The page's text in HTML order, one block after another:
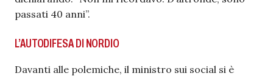
passati 40 anni”.
L’AUTODIFESA DI NORDIO
Davanti alle polemiche, il ministro sui social si è